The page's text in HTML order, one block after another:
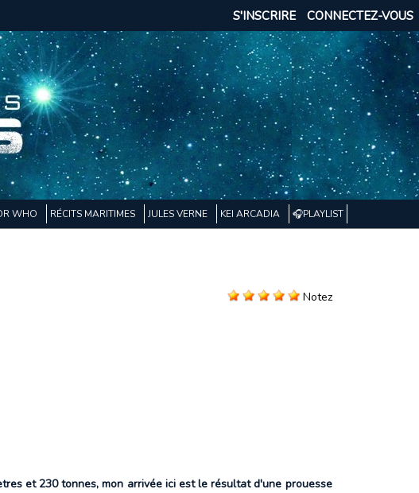
CONNECTEZ-VOUS
S'INSCRIRE
WHO RÉCITS MARITIMES JULES VERNE KEI ARCADIA 🎧PLAYLIST
Notez
et 230 tonnes, mon arrivée ici est le résultat d'une prouesse